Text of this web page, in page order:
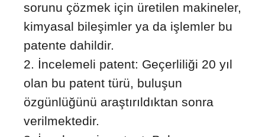
sorunu çözmek için üretilen makineler,
kimyasal bileşimler ya da işlemler bu
patente dahildir.
İncelemeli patent: Geçerliliği 20 yıl
olan bu patent türü, buluşun
özgünlüğünü araştırıldıktan sonra
verilmektedir.